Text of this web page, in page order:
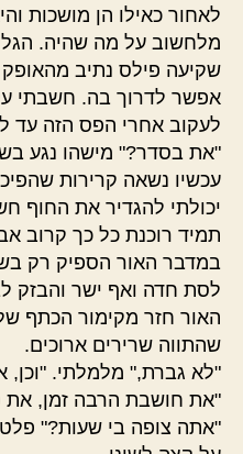
לאחור כאילו הן מושכות
מלחשוב על מה שהיה.
שקיעה פילס נתיב
אפשר לדרוך בה. חשבתי
לעקוב אחרי הפס הזה עד
"את בסדר?" מישהו נגע
עכשיו נשאה קרירות
יכולתי להגדיר את החוף
תמיד רוכנת כל כך קרוב
במדבר האור הספיק רק
לסת חדה ואף ישר והבזק
האור חזר מקימור הכתף
שהתווה שרירים ארוכים.
"לא גברת," מלמלתי. "וכן,
"את חושבת הרבה זמן, את
"אתה צופה בי שעות?"